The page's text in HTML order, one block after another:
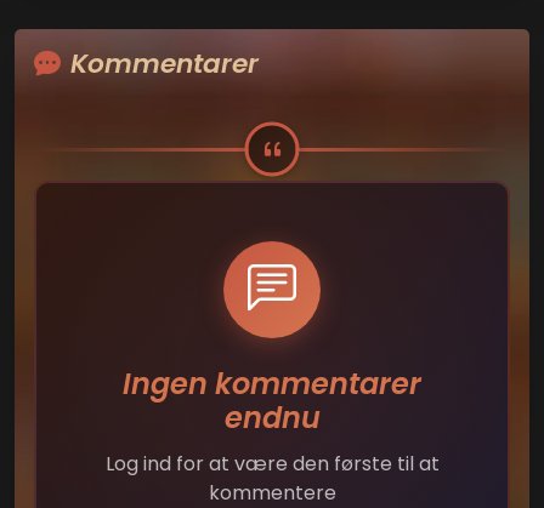
Kommentarer
Ingen kommentarer
endnu
Log ind for at være den første til at
kommentere